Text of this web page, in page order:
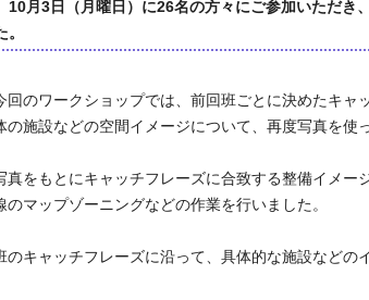
月3日（月曜日）に26名の方々にご参加いただき
。
のワークショップでは、前回班ごとに決めたキャ
の施設などの空間イメージについて、再度写真を使
をもとにキャッチフレーズに合致する整備イメー
のマップゾーニングなどの作業を行いました。
キャッチフレーズに沿って、具体的な施設などの